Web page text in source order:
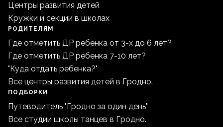
Центры развития детей
Кружки и секции в школах
РОДИТЕЛЯМ
Где отметить ДР ребенка от 3-х до 6 лет?
Где отметить ДР ребенка 7-10 лет?
"Куда отдать ребенка?"
Все центры развития детей в Гродно.
ПОДБОРКИ
Путеводитель "Гродно за один день"
Все студии школы танцев в Гродно.